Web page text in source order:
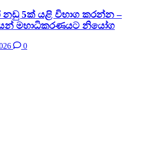
5ක් යළි විභාග කරන්න –
මහාධිකරණයට නියෝග
0